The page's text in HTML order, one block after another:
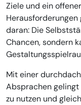
Ziele und ein
Herausforderungen
daran: Die
Chancen, sondern
Mit einer
Absprachen
zu nutzen und